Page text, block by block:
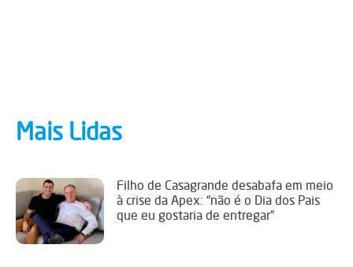
Mais Lidas
Filho de Casagrande desabafa em meio
à crise da Apex: “não é o Dia dos Pais
que eu gostaria de entregar”